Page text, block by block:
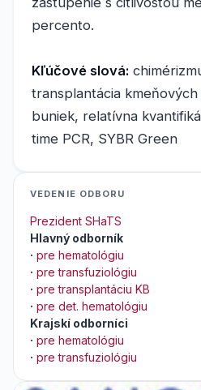
percento.
Kľúčové slová:
transplantácia
buniek, relatívna
time PCR, SYBR Green
VEDENIE ODBORU
Prezident SHaTS
Hlavný odborník
· pre hematológiu
· pre transfuziológiu
· pre transplantáciu KB
· pre det. hematológiu
Krajskí odborníci
· pre hematológiu
· pre transfuziológiu